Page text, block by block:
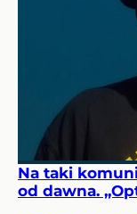
Na taki
od dawna.